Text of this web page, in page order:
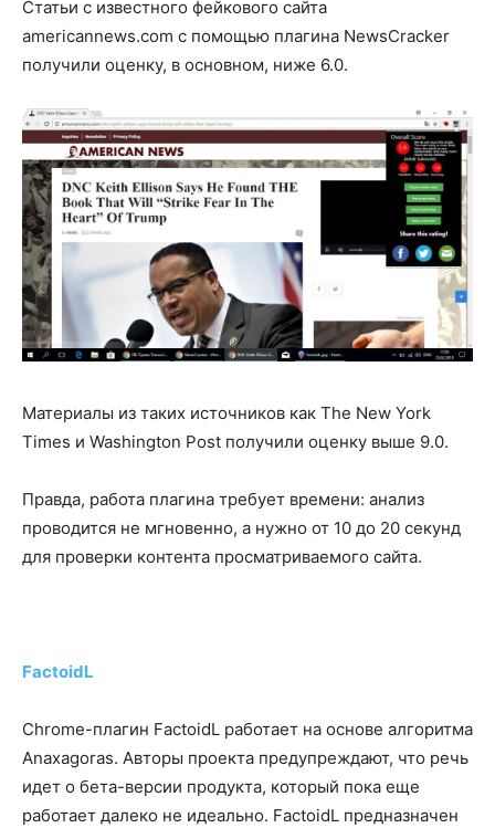
Статьи с известного фейкового сайта
americannews.com с помощью плагина NewsCracker
получили оценку, в основном, ниже 6.0.
Материалы из таких источников как The New York
Times и Washington Post получили оценку выше 9.0.
Правда, работа плагина требует времени: анализ
проводится не мгновенно, а нужно от 10 до 20 секунд
для проверки контента просматриваемого сайта.
FactoidL
Chrome-плагин FactoidL работает на основе алгоритма
Anaxagoras. Авторы проекта предупреждают, что речь
идет о бета-версии продукта, который пока еще
работает далеко не идеально. FactoidL предназначен